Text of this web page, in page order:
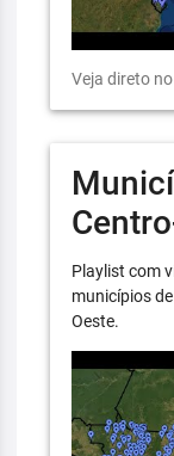
Veja direto
Playlist com
municípios
Oeste.